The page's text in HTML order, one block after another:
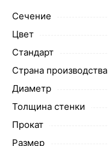
Сечение
Цвет
Стандарт
Страна производства
Диаметр
Толщина стенки
Прокат
Размер